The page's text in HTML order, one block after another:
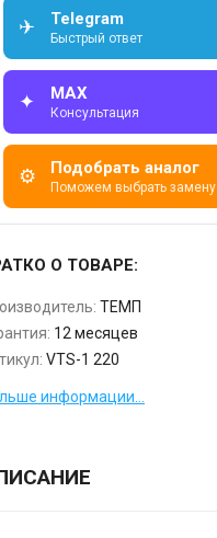
✈ Telegram
Быстрый ответ
✦ MAX
Консультация
⚙ Подобрать аналог
Поможем выбрать замену
О ТОВАРЕ:
ТЕМП
12 месяцев
VTS-1 220
информации...